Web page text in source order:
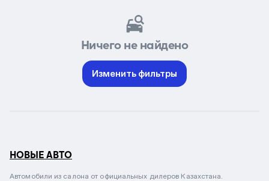
Ничего не найдено
Изменить фильтры
НОВЫЕ АВТО
Автомобили из салона от официальных дилеров Казахстана.